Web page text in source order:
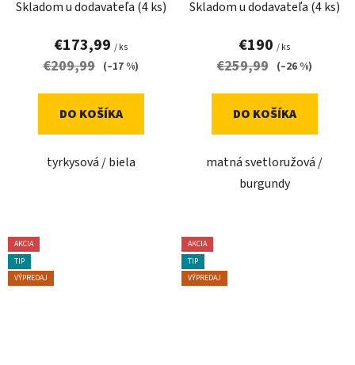
Skladom u dodavateľa (4 ks)
€173,99 / ks
€209,99 (–17 %)
DO KOŠÍKA
tyrkysová / biela
Skladom u dodavateľa (4 ks)
€190 / ks
€259,99 (–26 %)
DO KOŠÍKA
matná svetloružová /
burgundy
AKCIA
TIP
VÝPREDAJ
AKCIA
TIP
VÝPREDAJ